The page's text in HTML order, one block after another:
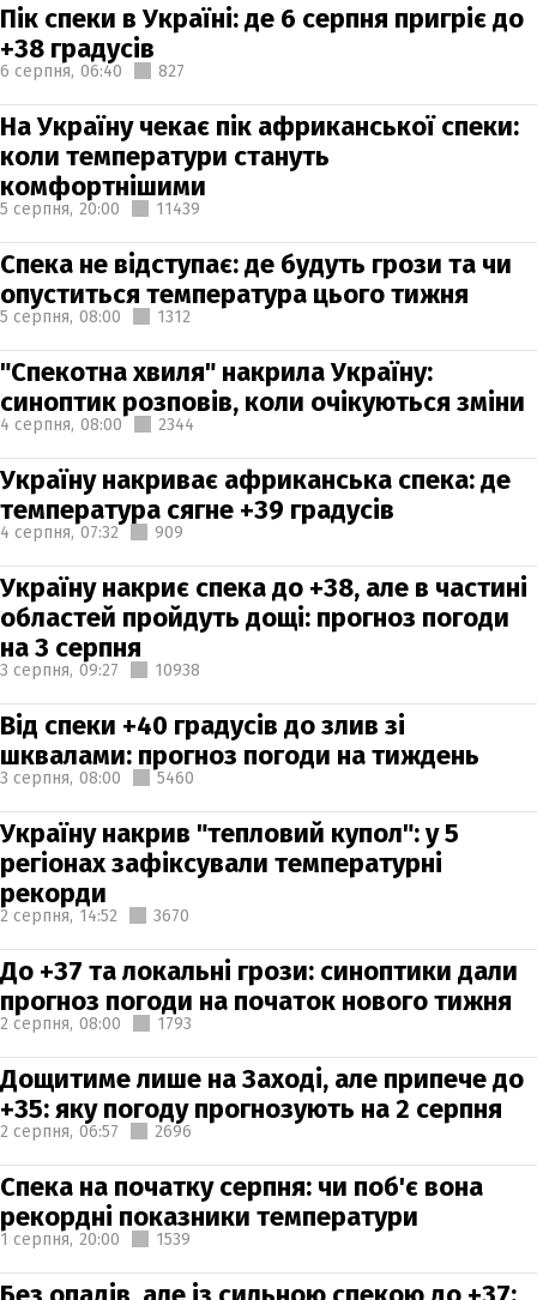
Пік спеки в Україні: де 6 серпня пригріє до
+38 градусів
6 серпня, 06:40 827
На Україну чекає пік африканської спеки:
коли температури стануть
комфортнішими
5 серпня, 20:00 11439
Спека не відступає: де будуть грози та чи
опуститься температура цього тижня
5 серпня, 08:00 1312
"Спекотна хвиля" накрила Україну:
синоптик розповів, коли очікуються зміни
4 серпня, 08:00 2344
Україну накриває африканська спека: де
температура сягне +39 градусів
4 серпня, 07:32 909
Україну накриє спека до +38, але в частині
областей пройдуть дощі: прогноз погоди
на 3 серпня
3 серпня, 09:27 10938
Від спеки +40 градусів до злив зі
шквалами: прогноз погоди на тиждень
3 серпня, 08:00 5460
Україну накрив "тепловий купол": у 5
регіонах зафіксували температурні
рекорди
2 серпня, 14:52 3670
До +37 та локальні грози: синоптики дали
прогноз погоди на початок нового тижня
2 серпня, 08:00 1793
Дощитиме лише на Заході, але припече до
+35: яку погоду прогнозують на 2 серпня
2 серпня, 06:57 2696
Спека на початку серпня: чи поб'є вона
рекордні показники температури
1 серпня, 20:00 1539